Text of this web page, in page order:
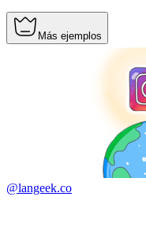
Más ejemplos
@langeek.co